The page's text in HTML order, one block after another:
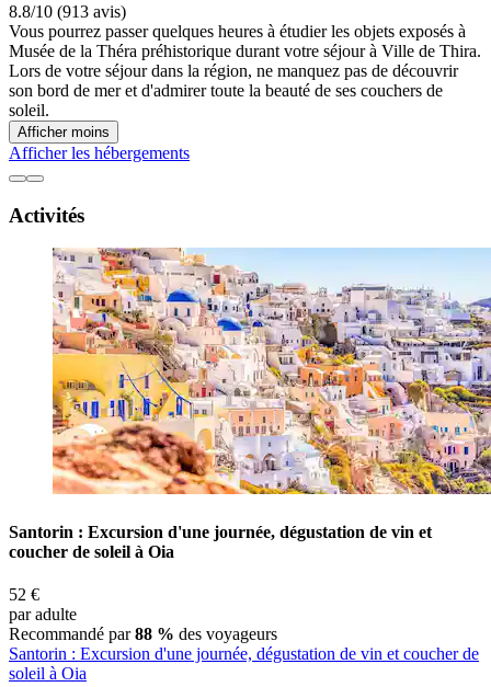
8.8/10 (913 avis)
Vous pourrez passer quelques heures à étudier les objets exposés à
Musée de la Théra préhistorique durant votre séjour à Ville de Thira.
Lors de votre séjour dans la région, ne manquez pas de découvrir
son bord de mer et d'admirer toute la beauté de ses couchers de
soleil.
Afficher moins
Afficher les hébergements
Activités
Santorin : Excursion d'une journée, dégustation de vin et
coucher de soleil à Oia
52 €
par adulte
Recommandé par88 % des voyageurs
Santorin : Excursion d'une journée, dégustation de vin et coucher de
soleil à Oia